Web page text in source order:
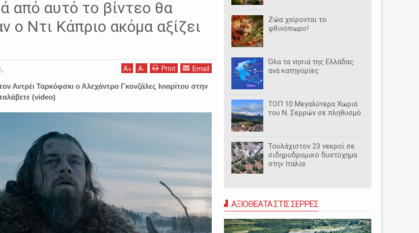
από αυτό το βίντεο θα
ο Ντι Κάπριο ακόμα αξίζει
A+ A- Print Email
Αντρέι Ταρκόφσκι ο Αλεχάντρο Γκονζάλες Ινιαρίτου στην
(video)
Ζώα χαίρονται το
φθινόπωρο!
Όλα τα νησιά της Ελλάδας
ανά κατηγορίες
ΤΟΠ 10 Μεγαλύτερα Χωριά
του Ν. Σερρών σε πληθυσμό
Τουλάχιστον 23 νεκροί σε
σιδηροδρομικό δυστύχημα
στην Ιταλία
ΑΞΙΟΘΕΑΤΑ ΣΤΙΣ ΣΕΡΡΕΣ